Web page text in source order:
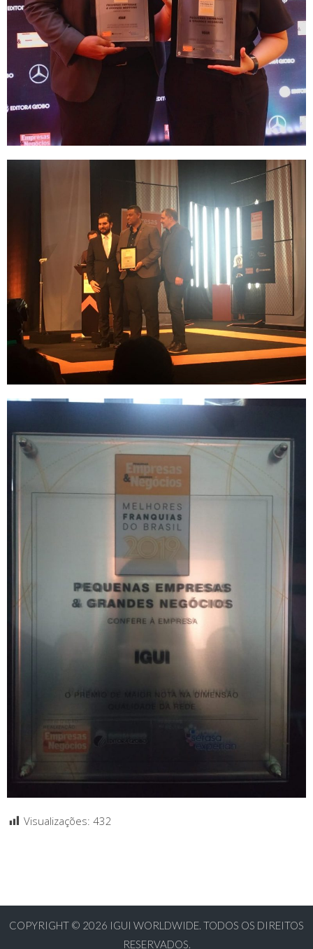
Visualizações: 432
COPYRIGHT © 2026 IGUI WORLDWIDE. TODOS OS DIREITOS
RESERVADOS.